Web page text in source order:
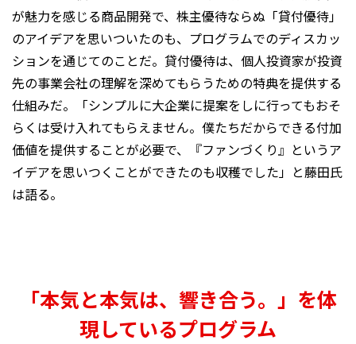
が魅力を感じる商品開発で、株主優待ならぬ「貸付優待」
のアイデアを思いついたのも、プログラムでのディスカッ
ションを通じてのことだ。貸付優待は、個人投資家が投資
先の事業会社の理解を深めてもらうための特典を提供する
仕組みだ。「シンプルに大企業に提案をしに行ってもおそ
らくは受け入れてもらえません。僕たちだからできる付加
価値を提供することが必要で、『ファンづくり』というア
イデアを思いつくことができたのも収穫でした」と藤田氏
は語る。
「本気と本気は、響き合う。」を体
現しているプログラム